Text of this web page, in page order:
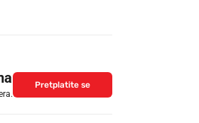
Pretplatite se